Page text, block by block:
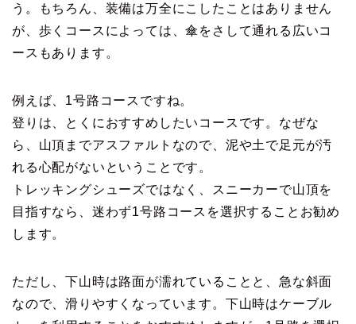
う。もちろん、装備は万全にこしたことはありません
が、歩くコースによっては、傘をさして通れる広いコ
ースもあります。
例えば、1号路コースですね。
登りは、とくにおすすめしたいコースです。なぜな
ら、山頂までアスファルトなので、泥や土で足元が汚
れる心配がないということです。
トレッキングシューズではなく、スニーカーで山頂を
目指すなら、迷わず1号路コースを選択することお勧め
します。
ただし、下山時は路面が濡れていることと、急な斜面
なので、滑りやすくなっています。下山時はケーブル